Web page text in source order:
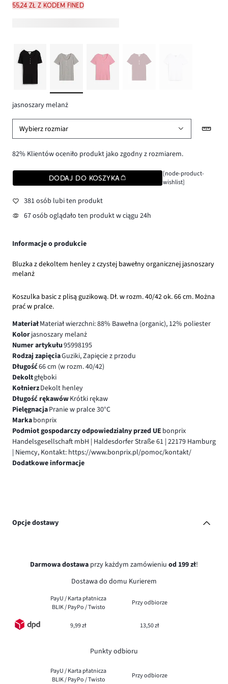
55,24 zł z kodem FINED
jasnoszary melanż
Wybierz rozmiar
82% Klientów oceniło produkt jako zgodny z rozmiarem.
DODAJ DO KOSZYKA
[node-product-
wishlist]
381 osób lubi ten produkt
67 osób oglądało ten produkt w ciągu 24h
Informacje o produkcie
Bluzka z dekoltem henley z czystej bawełny organicznej jasnoszary
melanż
Koszulka basic z plisą guzikową. Dł. w rozm. 40/42 ok. 66 cm. Można
prać w pralce.
MateriałMateriał wierzchni: 88% Bawełna (organic), 12% poliester
Kolorjasnoszary melanż
Numer artykułu95998195
Rodzaj zapięciaGuziki, Zapięcie z przodu
Długość66 cm (w rozm. 40/42)
Dekoltgłęboki
KołnierzDekolt henley
Długość rękawówKrótki rękaw
PielęgnacjaPranie w pralce 30°C
Markabonprix
Podmiot gospodarczy odpowiedzialny przed UE bonprix
Handelsgesellschaft mbH | Haldesdorfer Straße 61 | 22179 Hamburg
| Niemcy, Kontakt: https://www.bonprix.pl/pomoc/kontakt/
Dodatkowe informacje
Opcje dostawy
Darmowa dostawa przy każdym zamówieniu od 199 zł!
Dostawa do domu Kurierem
PayU / Karta płatnicza
BLIK / PayPo / Twisto
Przy odbiorze
9,99 zł 13,50 zł
Punkty odbioru
PayU / Karta płatnicza
BLIK / PayPo / Twisto
Przy odbiorze